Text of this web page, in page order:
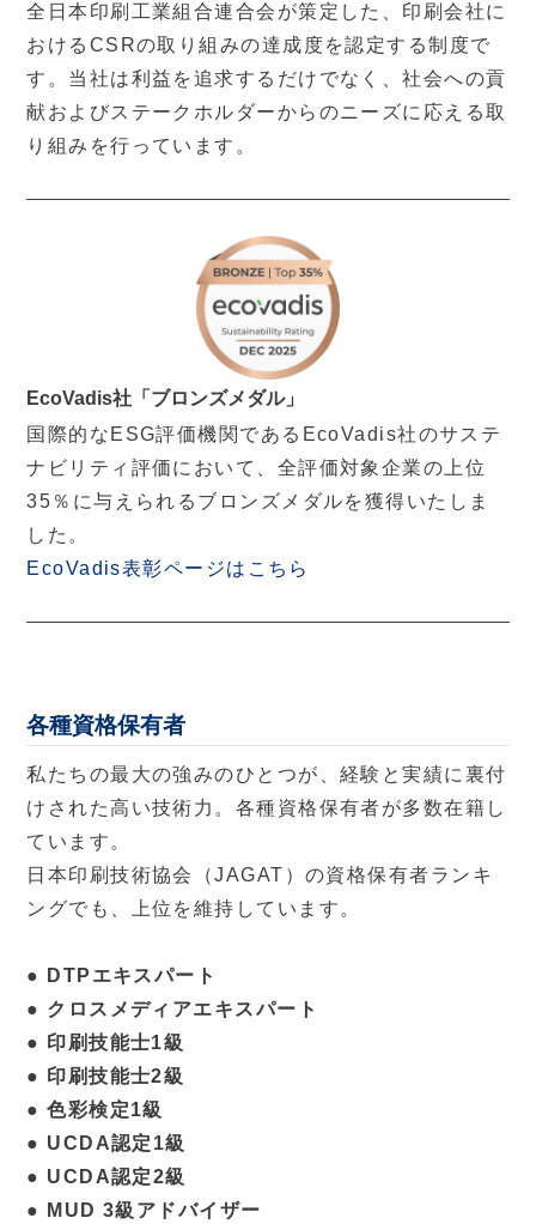
全日本印刷工業組合連合会が策定した、印刷会社に
おけるCSRの取り組みの達成度を認定する制度で
す。当社は利益を追求するだけでなく、社会への貢
献およびステークホルダーからのニーズに応える取
り組みを行っています。
EcoVadis社「ブロンズメダル」
国際的なESG評価機関であるEcoVadis社のサステ
ナビリティ評価において、全評価対象企業の上位
35％に与えられるブロンズメダルを獲得いたしま
した。
EcoVadis表彰ページはこちら
各種資格保有者
私たちの最大の強みのひとつが、経験と実績に裏付
けされた高い技術力。各種資格保有者が多数在籍し
ています。
日本印刷技術協会（JAGAT）の資格保有者ランキ
ングでも、上位を維持しています。
● DTPエキスパート
● クロスメディアエキスパート
● 印刷技能士1級
● 印刷技能士2級
● 色彩検定1級
● UCDA認定1級
● UCDA認定2級
● MUD 3級アドバイザー